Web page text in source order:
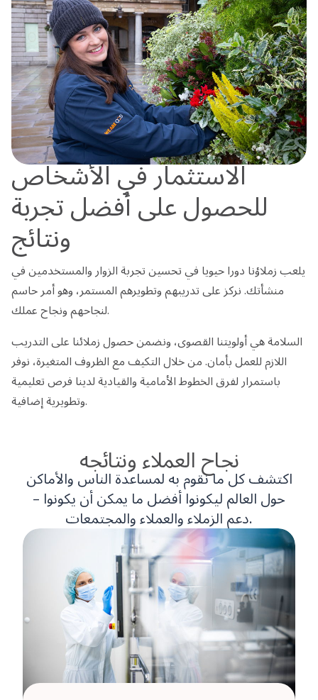
الاستثمار في الأشخاص
للحصول على أفضل تجربة
ونتائج
يلعب زملاؤنا دورا حيويا في تحسين تجربة الزوار والمستخدمين في
منشأتك. نركز على تدريبهم وتطويرهم المستمر، وهو أمر حاسم
لنجاحهم ونجاح عملك.
السلامة هي أولويتنا القصوى، ونضمن حصول زملائنا على التدريب
اللازم للعمل بأمان. من خلال التكيف مع الظروف المتغيرة، نوفر
باستمرار لفرق الخطوط الأمامية والقيادية لدينا فرص تعليمية
وتطويرية إضافية.
نجاح العملاء ونتائجه
اكتشف كل ما نقوم به لمساعدة الناس والأماكن
حول العالم ليكونوا أفضل ما يمكن أن يكونوا –
دعم الزملاء والعملاء والمجتمعات.